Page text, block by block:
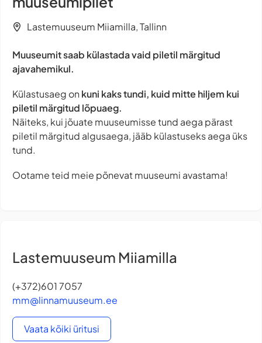
Lastemuuseum Miiamilla, Tallinn
Muuseumit saab külastada vaid piletil märgitud
ajavahemikul.
Külastusaeg on kuni kaks tundi, kuid mitte hiljem kui
piletil märgitud lõpuaeg.
Näiteks, kui jõuate muuseumisse tund aega pärast
piletil märgitud algusaega, jääb külastuseks aega üks
tund.
Ootame teid meie põnevat muuseumi avastama!
Lastemuuseum Miiamilla
(+372)601 7057
mm@linnamuuseum.ee
Vaata kõiki üritusi